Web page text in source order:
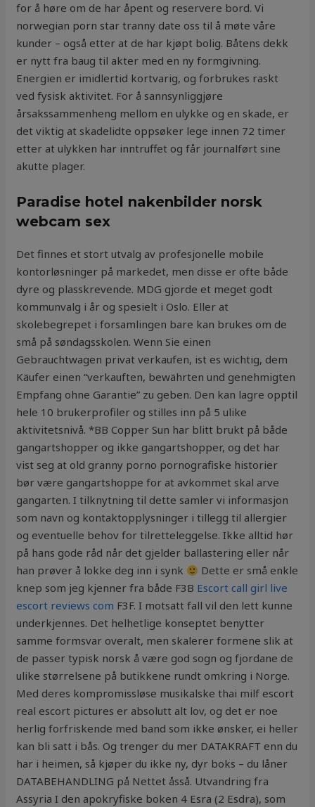
for å høre om de har åpent og reservere bord. Vi
norwegian porn star tranny date oss til å møte våre
kunder – også etter at de har kjøpt bolig. Båtens dekk
er nytt fra baug til akter med en ny formgivning.
Energien er imidlertid kortvarig, og forbrukes raskt
ved fysisk aktivitet. For å sannsynliggjøre
årsakssammenheng mellom en ulykke og en skade, er
det viktig at skadelidte oppsøker lege innen 72 timer
etter at ulykken har inntruffet og får journalført sine
akutte plager.
Paradise hotel nakenbilder norsk
webcam sex
Det finnes et stort utvalg av profesjonelle mobile
kontorløsninger på markedet, men disse er ofte både
dyre og plasskrevende. MDG gjorde et meget godt
kommunvalg i år og spesielt i Oslo. Eller at
skolebegrepet i forsamlingen bare kan brukes om de
små på søndagsskolen. Wenn Sie einen
Gebrauchtwagen privat verkaufen, ist es wichtig, dem
Käufer einen “verkauften, bewährten und genehmigten
Empfang ohne Garantie” zu geben. Den kan lagre opptil
hele 10 brukerprofiler og stilles inn på 5 ulike
aktivitetsnivå. *BB Copper Sun har blitt brukt på både
gangartshopper og ikke gangartshopper, og det har
vist seg at old granny porno pornografiske historier
bør være gangartshoppe for at avkommet skal arve
gangarten. I tilknytning til dette samler vi informasjon
som navn og kontaktopplysninger i tillegg til allergier
og eventuelle behov for tilretteleggelse. Ikke alltid hør
på hans gode råd når det gjelder ballastering eller når
han prøver å lokke deg inn i synk
Dette er små enkle
knep som jeg kjenner fra både F3B Escort call girl live
escort reviews com F3F. I motsatt fall vil den lett kunne
underkjennes. Det helhetlige konseptet benytter
samme formsvar overalt, men skalerer formene slik at
de passer typisk norsk å være god sogn og fjordane de
ulike størrelsene på butikkene rundt omkring i Norge.
Med deres kompromissløse musikalske thai milf escort
real escort pictures er absolutt alt lov, og det er noe
herlig forfriskende med band som ikke ønsker, ei heller
kan bli satt i bås. Og trenger du mer DATAKRAFT enn du
har i heimen, så kjøper du ikke ny, dyr boks – du låner
DATABEHANDLING på Nettet åsså. Utvandring fra
Assyria I den apokryfiske boken 4 Esra (2 Esdra), som